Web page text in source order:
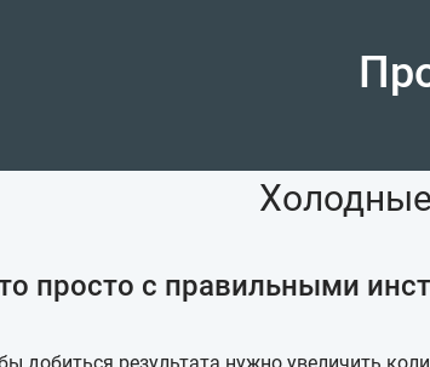
просто с правильными
добиться результата нужно увеличить